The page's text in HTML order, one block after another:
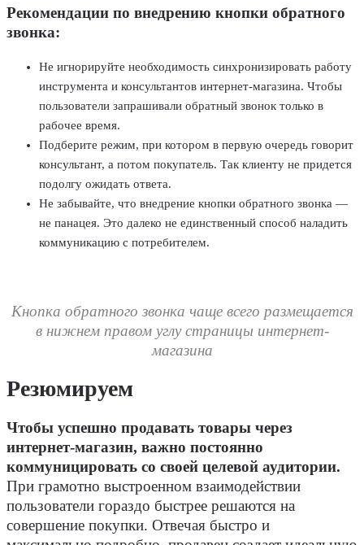
Рекомендации по внедрению кнопки обратного
звонка:
Не игнорируйте необходимость синхронизировать работу
инструмента и консультантов интернет-магазина. Чтобы
пользователи запрашивали обратный звонок только в
рабочее время.
Подберите режим, при котором в первую очередь говорит
консультант, а потом покупатель. Так клиенту не придется
подолгу ожидать ответа.
Не забывайте, что внедрение кнопки обратного звонка —
не панацея. Это далеко не единственный способ наладить
коммуникацию с потребителем.
Кнопка обратного звонка чаще всего размещается
в нижнем правом углу страницы интернет-
магазина
Резюмируем
Чтобы успешно продавать товары через
интернет-магазин, важно постоянно
коммуницировать со своей целевой аудитории.
При грамотно выстроенном взаимодействии
пользователи гораздо быстрее решаются на
совершение покупки. Отвечая быстро и